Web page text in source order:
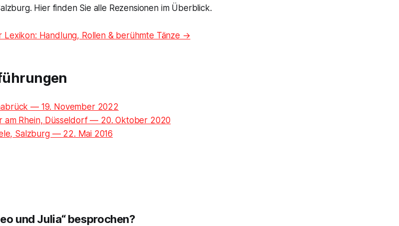
Hier finden Sie alle Rezensionen im Überblick.
Lexikon: Handlung, Rollen & berühmte Tänze →
— 19. November 2022
am Rhein, Düsseldorf — 20. Oktober 2020
Salzburg — 22. Mai 2016
und Julia“ besprochen?